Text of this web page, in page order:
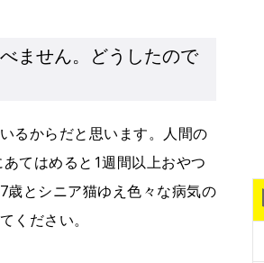
ません。どうしたので
るからだと思います。人間の
てはめると1週間以上おやつ
歳とシニア猫ゆえ色々な病気の
ください。